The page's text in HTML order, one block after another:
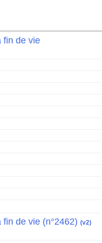
fin de vie
de vie (n°2462) (v2)